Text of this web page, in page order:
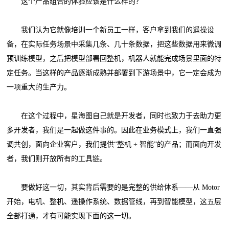
我们认为它就像培训一个新员工一样，客户拿到我们的遥操设
备，在实际任务场景中采集几条、几十条数据，把这些数据用来微调
预训练模型，之后把模型部署回整机，机器人就能完成场景里面的特
定任务。当这样的产品逐渐成熟并部署到下游场景中，它一定会成为
一项重大的生产力。
在这个过程中，星海图自己就是开发者，同时也致力于去助力更
多开发者，我们是一起做这件事的。因此在业务模式上，我们一直强
调共创，面向企业客户，我们提供“整机 + 智能”的产品；而面向开发
者，我们则开放所有的工具链。
要做好这一切，其实背后需要的是完整的供给体系——从 Motor
开始，电机、整机、遥操作系统、数据管线，再到智能模型，这五层
全部打通，才有可能实现下面的这一切。